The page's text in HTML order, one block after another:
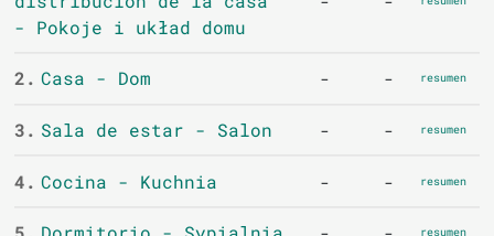
- Pokoje i układ domu
2. Casa - Dom - - resumen
3. Sala de estar - Salon - - resumen
4. Cocina - Kuchnia - - resumen
resumen